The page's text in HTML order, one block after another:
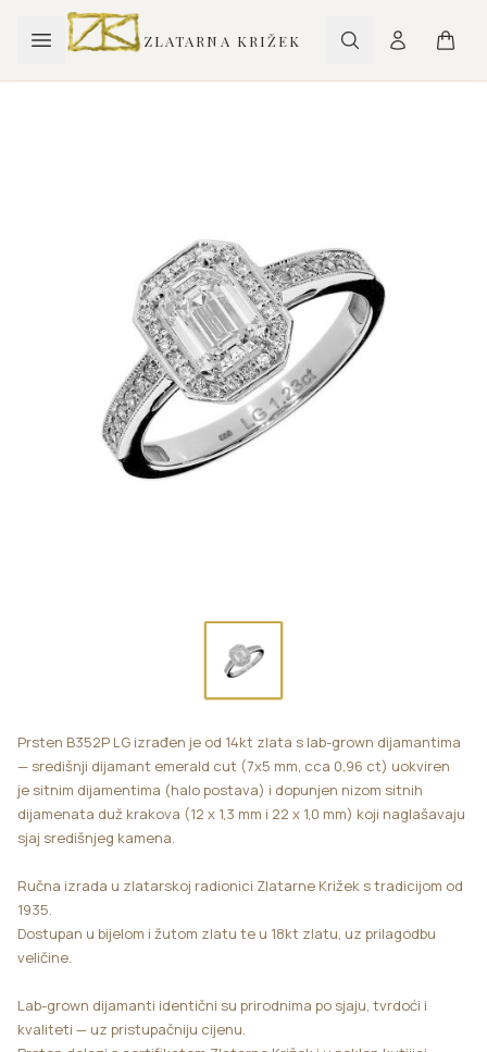
ZLATARNA KRIŽEK
Prsten B352P LG izrađen je od 14kt zlata s lab-grown dijamantima
— središnji dijamant emerald cut (7x5 mm, cca 0,96 ct) uokviren
je sitnim dijamentima (halo postava) i dopunjen nizom sitnih
dijamenata duž krakova (12 x 1,3 mm i 22 x 1,0 mm) koji naglašavaju
sjaj središnjeg kamena.
Ručna izrada u zlatarskoj radionici Zlatarne Križek s tradicijom od
1935.
Dostupan u bijelom i žutom zlatu te u 18kt zlatu, uz prilagodbu
veličine.
Lab-grown dijamanti identični su prirodnima po sjaju, tvrdoći i
kvaliteti — uz pristupačniju cijenu.